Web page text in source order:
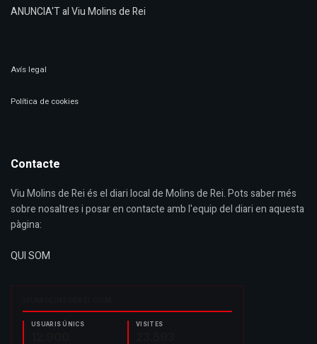
ANUNCIA'T al Viu Molins de Rei
Avís legal
Política de cookies
Contacte
Viu Molins de Rei és el diari local de Molins de Rei. Pots saber més
sobre nosaltres i posar en contacte amb l'equip del diari en aquesta
pàgina:
QUI SOM